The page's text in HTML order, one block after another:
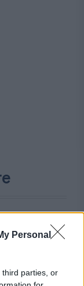
Personal
third parties, or